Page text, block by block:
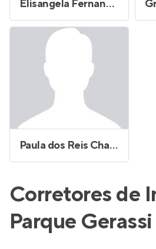
Elisangela Fernandes
Paula dos Reis Chagas
Corretores de
Parque Gerassi